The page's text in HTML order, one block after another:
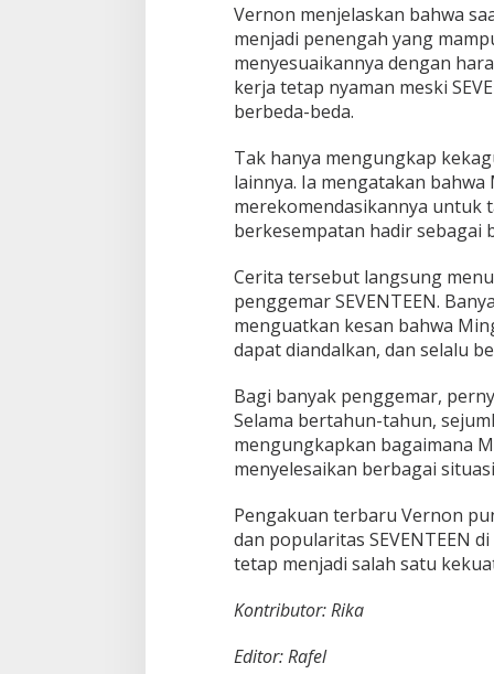
m
a
S
e
u
m
r
H
i
d
u
Vernon menjelaskan bahwa
menjadi penengah yang
menyesuaikannya dengan
kerja tetap nyaman meski
berbeda-beda.
Tak hanya mengungkap
lainnya. Ia mengatakan
merekomendasikannya untuk
berkesempatan hadir sebagai
Cerita tersebut langsung
penggemar SEVENTEEN.
menguatkan kesan bahwa
dapat diandalkan, dan selalu
Bagi banyak penggemar,
Selama bertahun-tahun,
mengungkapkan bagaimana
menyelesaikan berbagai
Pengakuan terbaru Vernon
dan popularitas SEVENTEEN
tetap menjadi salah satu
Kontributor: Rika
Editor: Rafel